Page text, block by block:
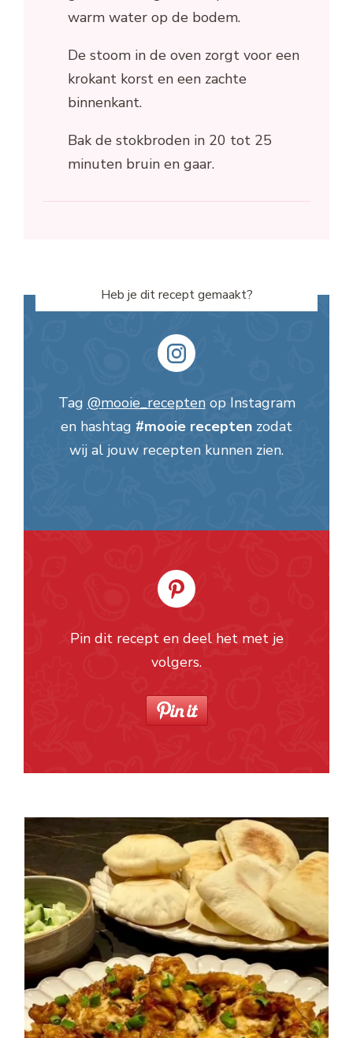
warm water op de bodem.
De stoom in de oven zorgt voor een
krokant korst en een zachte
binnenkant.
Bak de stokbroden in 20 tot 25
minuten bruin en gaar.
Heb je dit recept gemaakt?
Tag @mooie_receptenop Instagram
en hashtag #mooie recepten zodat
wij al jouw recepten kunnen zien.
Pin dit recept en deel het met je
volgers.